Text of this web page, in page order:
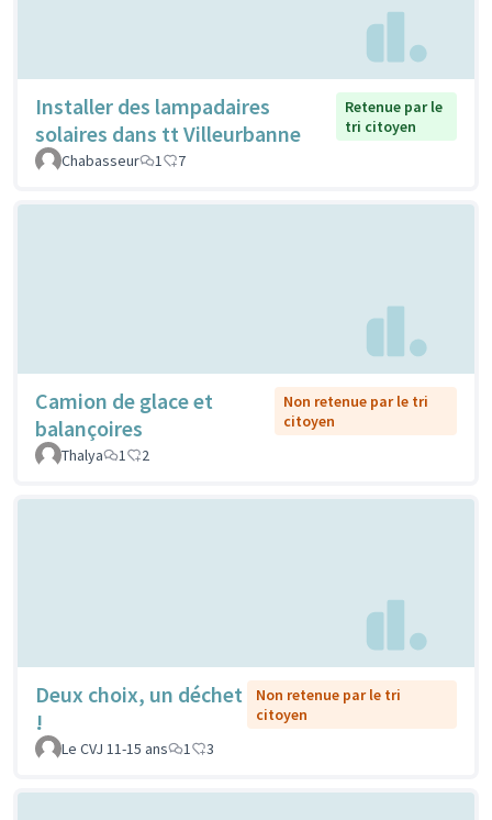
Installer des lampadaires
solaires dans tt Villeurbanne
Retenue par le
tri citoyen
Chabasseur
1 7
Camion de glace et
balançoires
Non retenue par le tri
citoyen
Thalya
1 2
Deux choix, un déchet
!
Non retenue par le tri
citoyen
Le CVJ 11-15 ans
1 3